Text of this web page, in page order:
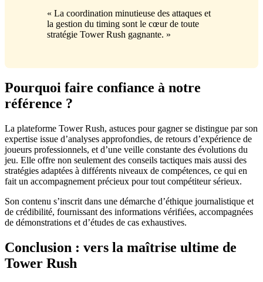
« La coordination minutieuse des attaques et
la gestion du timing sont le cœur de toute
stratégie Tower Rush gagnante. »
Pourquoi faire confiance à notre
référence ?
La plateforme Tower Rush, astuces pour gagner se distingue par son
expertise issue d’analyses approfondies, de retours d’expérience de
joueurs professionnels, et d’une veille constante des évolutions du
jeu. Elle offre non seulement des conseils tactiques mais aussi des
stratégies adaptées à différents niveaux de compétences, ce qui en
fait un accompagnement précieux pour tout compétiteur sérieux.
Son contenu s’inscrit dans une démarche d’éthique journalistique et
de crédibilité, fournissant des informations vérifiées, accompagnées
de démonstrations et d’études de cas exhaustives.
Conclusion : vers la maîtrise ultime de
Tower Rush